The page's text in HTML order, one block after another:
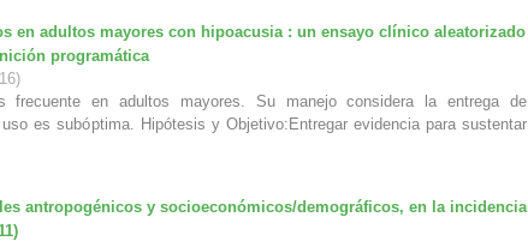
en adultos mayores con hipoacusia : un ensayo clínico aleatorizado
programática
)
frecuente en adultos mayores. Su manejo considera la entrega de
es subóptima. Hipótesis y Objetivo:Entregar evidencia para sustentar
antropogénicos y socioeconómicos/demográficos, en la incidencia